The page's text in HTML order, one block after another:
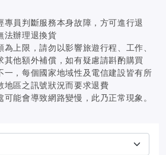
專員判斷服務本身故障，方可進行退
法辦理退換貨
上限，請勿以影響旅遊行程、工作、
其他額外補償，如有疑慮請斟酌購買
一，每個國家地域性及電信建設皆有所
地區之訊號狀況而要求退費
可能會導致網路變慢，此乃正常現象。